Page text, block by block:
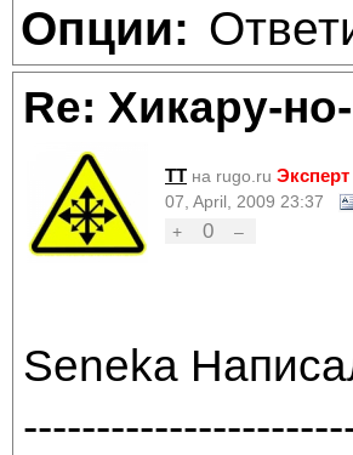
Опции:
Re: Хикару-
TT на rugo.ru Эксперт
07, April, 2009 23:37
+
0 –
Seneka